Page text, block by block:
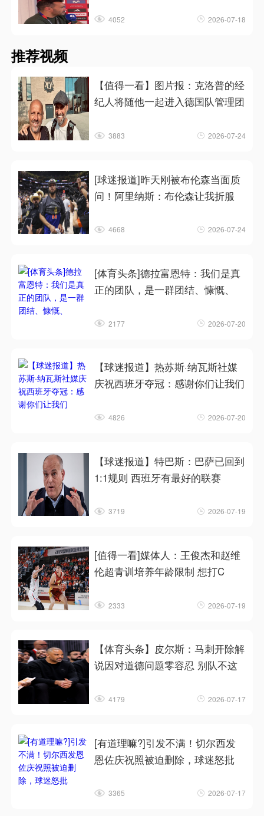
4052 2026-07-18
推荐视频
【值得一看】图片报：克洛普的经
纪人将随他一起进入德国队管理团
3883 2026-07-24
[球迷报道]昨天刚被布伦森当面质
问！阿里纳斯：布伦森让我折服
4668 2026-07-24
[体育头条]德拉富恩特：我们是真
正的团队，是一群团结、慷慨、
2177 2026-07-20
【球迷报道】热苏斯·纳瓦斯社媒
庆祝西班牙夺冠：感谢你们让我们
4826 2026-07-20
【球迷报道】特巴斯：巴萨已回到
1:1规则 西班牙有最好的联赛
3719 2026-07-19
[值得一看]媒体人：王俊杰和赵维
伦超青训培养年龄限制 想打C
2333 2026-07-19
【体育头条】皮尔斯：马刺开除解
说因对道德问题零容忍 别队不这
4179 2026-07-17
[有道理嘛?]引发不满！切尔西发
恩佐庆祝照被迫删除，球迷怒批
3365 2026-07-17